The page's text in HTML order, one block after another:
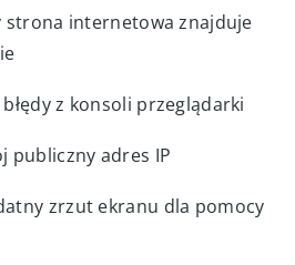
strona internetowa znajduje
z konsoli przeglądarki
publiczny adres IP
zrzut ekranu dla pomocy